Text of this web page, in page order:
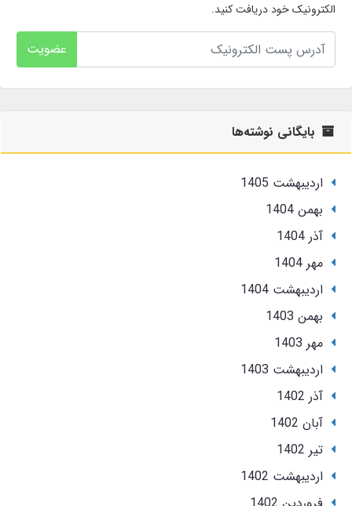
الکترونیک خود دریافت کنید.
عضویت
بایگانی نوشته‌ها
ارديبهشت 1405
بهمن 1404
آذر 1404
مهر 1404
ارديبهشت 1404
بهمن 1403
مهر 1403
ارديبهشت 1403
آذر 1402
آبان 1402
تير 1402
ارديبهشت 1402